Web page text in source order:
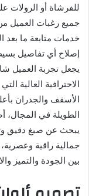
للفرشاة أو الرولات
جميع رغبات العميل
خدمات متابعة ما بعد
إصلاح أي تفاصيل
يجعل تجربة العميل
الاحترافية العالية
الأسقف والجدران
الطويلة في المجال،
يبحث عن صبغ دقيق
جمالية راقية
بين الجودة والتميز